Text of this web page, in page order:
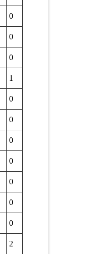
0
0
0
1
0
0
0
0
0
0
0
2